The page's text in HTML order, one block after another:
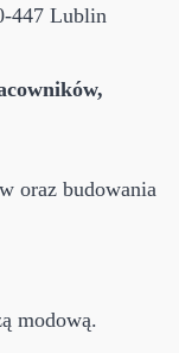
447 Lublin
oraz budowania
modową.